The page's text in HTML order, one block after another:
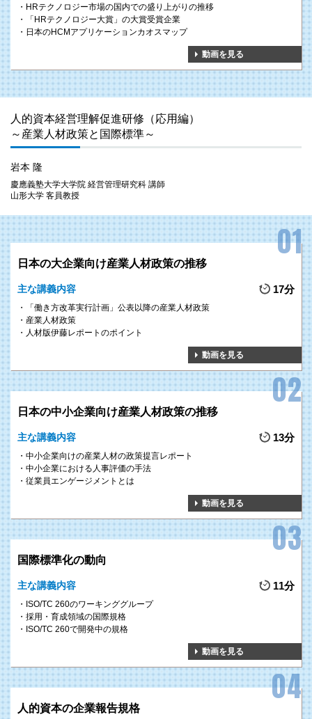
HRテクノロジー市場の国内での盛り上がりの推移
「HRテクノロジー大賞」の大賞受賞企業
日本のHCMアプリケーションカオスマップ
動画を見る
人的資本経営理解促進研修（応用編）
～産業人材政策と国際標準～
岩本 隆
慶應義塾大学大学院 経営管理研究科 講師
山形大学 客員教授
日本の大企業向け産業人材政策の推移
主な講義内容 17分
「働き方改革実行計画」公表以降の産業人材政策
産業人材政策
人材版伊藤レポートのポイント
動画を見る
日本の中小企業向け産業人材政策の推移
主な講義内容 13分
中小企業向けの産業人材の政策提言レポート
中小企業における人事評価の手法
従業員エンゲージメントとは
動画を見る
国際標準化の動向
主な講義内容 11分
ISO/TC 260のワーキンググループ
採用・育成領域の国際規格
ISO/TC 260で開発中の規格
動画を見る
人的資本の企業報告規格